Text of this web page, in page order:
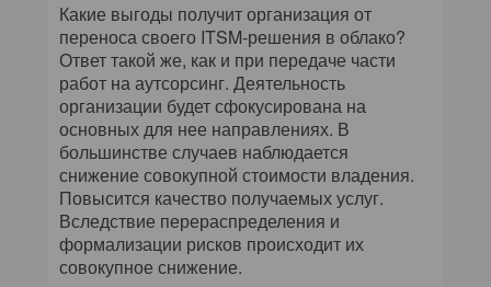
Какие выгоды получит организация от
переноса своего ITSM-решения в облако?
Ответ такой же, как и при передаче части
работ на аутсорсинг. Деятельность
организации будет сфокусирована на
основных для нее направлениях. В
большинстве случаев наблюдается
снижение совокупной стоимости владения.
Повысится качество получаемых услуг.
Вследствие перераспределения и
формализации рисков происходит их
совокупное снижение.